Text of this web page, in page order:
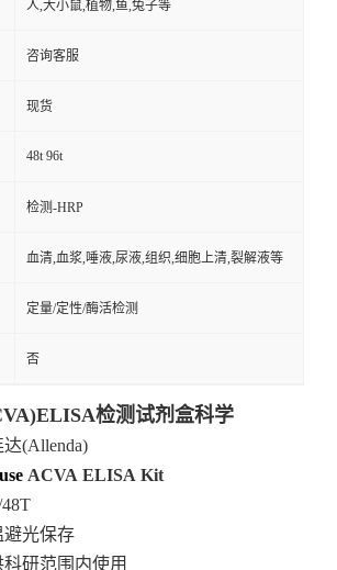
人,大小鼠,植物,鱼,兔子等
咨询客服
现货
48t 96t
检测-HRP
血清,血浆,唾液,尿液,组织,细胞上清,裂解液等
定量/定性/酶活检测
否
检测试剂盒科学
达(Allenda)
ACVA ELISA Kit
避光保存
科研范围内使用